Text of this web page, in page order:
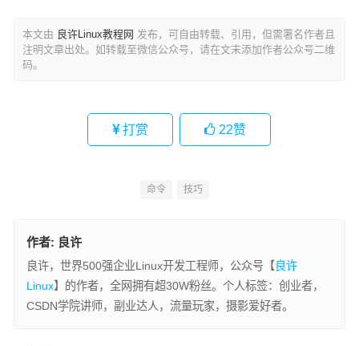
本文由 良许Linux教程网 发布，可自由转载、引用，但需署名作者且
注明文章出处。如转载至微信公众号，请在文末添加作者公众号二维
码。
打赏 22赞
命令 技巧
作者: 良许
良许，世界500强企业Linux开发工程师，公众号【 良许
Linux】的作者，全网拥有超30W粉丝。个人标签：创业者，
CSDN学院讲师，副业达人，流量玩家，摄影爱好者。